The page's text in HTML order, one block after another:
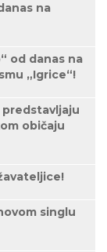
na
od danas na
„Igrice“!
predstavljaju
običaju
singlu